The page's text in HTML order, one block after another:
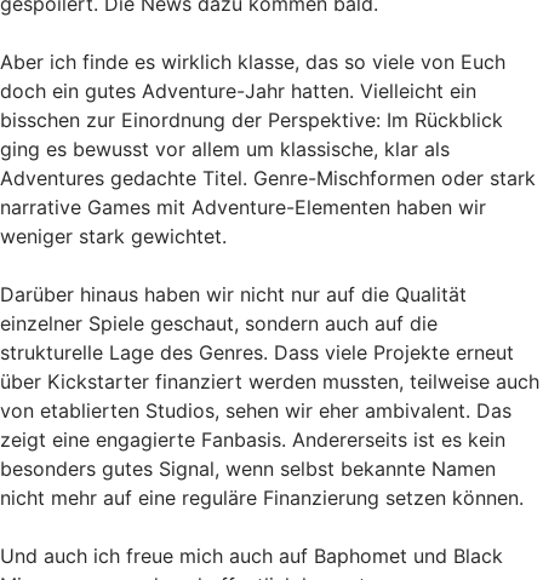
Aber ich finde es wirklich klasse, das so viele von Euch
doch ein gutes Adventure-Jahr hatten. Vielleicht ein
bisschen zur Einordnung der Perspektive: Im Rückblick
ging es bewusst vor allem um klassische, klar als
Adventures gedachte Titel. Genre-Mischformen oder stark
narrative Games mit Adventure-Elementen haben wir
weniger stark gewichtet.
Darüber hinaus haben wir nicht nur auf die Qualität
einzelner Spiele geschaut, sondern auch auf die
strukturelle Lage des Genres. Dass viele Projekte erneut
über Kickstarter finanziert werden mussten, teilweise auch
von etablierten Studios, sehen wir eher ambivalent. Das
zeigt eine engagierte Fanbasis. Andererseits ist es kein
besonders gutes Signal, wenn selbst bekannte Namen
nicht mehr auf eine reguläre Finanzierung setzen können.
Und auch ich freue mich auch auf Baphomet und Black